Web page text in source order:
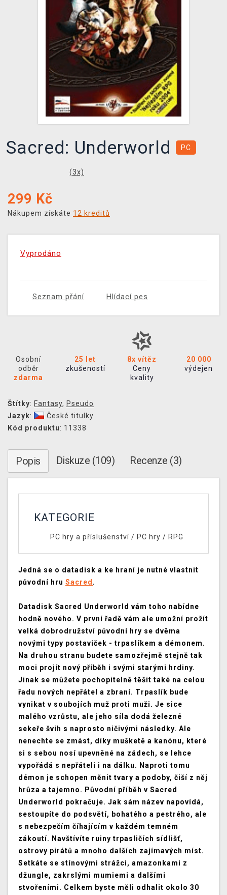
TCG & BOARDGAME HUB
VÝKUP HER (BAZAR)
Sacred: Underworld PC
(3x)
299 Kč
Nákupem získáte 12 kreditů
Vyprodáno
Seznam přání Hlídací pes
Osobní
odběr
zdarma
25 let
zkušeností
8x vítěz
Ceny
kvality
20 000
výdejen
Štítky: Fantasy, Pseudo
Jazyk:
České titulky
Kód produktu: 11338
Popis Diskuze (109) Recenze (3)
KATEGORIE
PC hry a příslušenství/ PC hry / RPG
Jedná se o datadisk a ke hraní je nutné vlastnit
původní hru Sacred .
Datadisk Sacred Underworld vám toho nabídne
hodně nového. V první řadě vám ale umožní prožít
velká dobrodružství původní hry se dvěma
novými typy postaviček - trpaslíkem a démonem.
Na druhou stranu budete samozřejmě stejně tak
moci projít nový příběh i svými starými hrdiny.
Jinak se můžete pochopitelně těšit také na celou
řadu nových nepřátel a zbraní. Trpaslík bude
vynikat v soubojích muž proti muži. Je sice
malého vzrůstu, ale jeho síla dodá železné
sekeře švih s naprosto ničivými následky. Ale
nenechte se zmást, díky mušketě a kanónu, které
si s sebou nosí upevněné na zádech, se lehce
vypořádá s nepřáteli i na dálku. Naproti tomu
démon je schopen měnit tvary a podoby, čiší z něj
hrůza a tajemno. Původní příběh v Sacred
Underworld pokračuje. Jak sám název napovídá,
sestoupíte do podsvětí, bohatého a pestrého, ale
s nebezpečím číhajícím v každém temném
zákoutí. Navštívíte ruiny trpasličích sídlišť,
ostrovy pirátů a mnoho dalších zajímavých míst.
Setkáte se stínovými strážci, amazonkami z
džungle, zakrslými mumiemi a dalšími
stvořeními. Celkem byste měli odhalit okolo 30